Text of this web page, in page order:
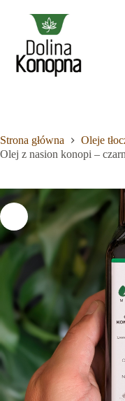
Brak
wyników
Strona
główna
Kontakt
Strona główna
Oleje
Olej z nasion konopi –